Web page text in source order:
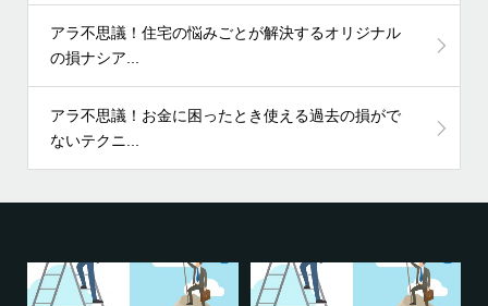
アラ不思議！住宅の悩みごとが解決するオリジナル
の損ナシア...
アラ不思議！お金に困ったとき使える過去の損がで
ないテクニ...